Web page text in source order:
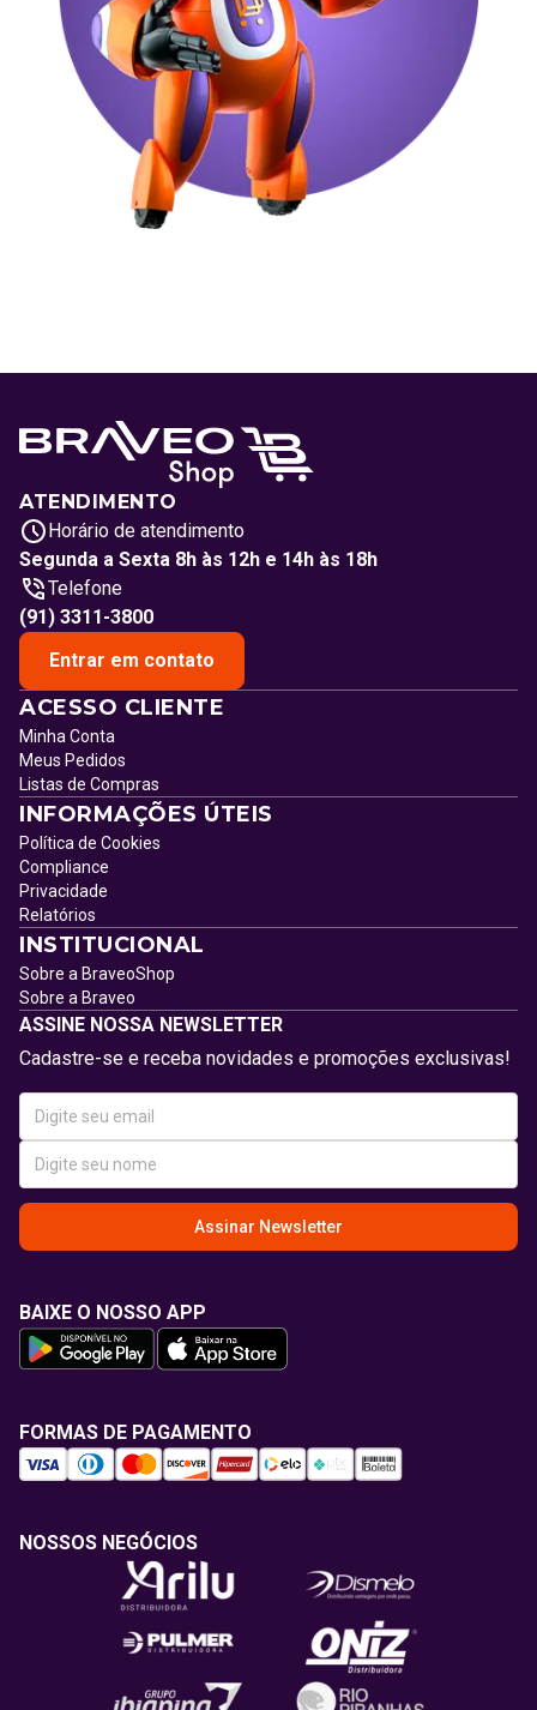
ATENDIMENTO
Horário de atendimento
Segunda a Sexta 8h às 12h e 14h às 18h
Telefone
(91) 3311-3800
Entrar em contato
ACESSO CLIENTE
Minha Conta
Meus Pedidos
Listas de Compras
INFORMAÇÕES ÚTEIS
Política de Cookies
Compliance
Privacidade
Relatórios
INSTITUCIONAL
Sobre a BraveoShop
Sobre a Braveo
ASSINE NOSSA NEWSLETTER
Cadastre-se e receba novidades e promoções exclusivas!
Assinar Newsletter
BAIXE O NOSSO APP
FORMAS DE PAGAMENTO
NOSSOS NEGÓCIOS